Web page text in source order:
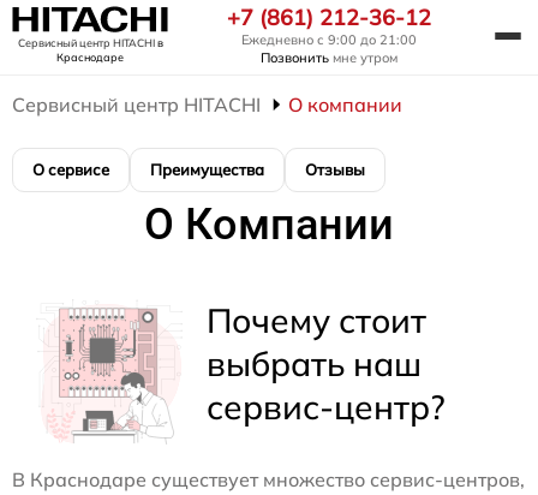
Сервисный центр HITACHIв
Краснодаре
+7 (861) 212-36-12
Ежедневно с 9:00 до 21:00
Позвонить мне утром
Сервисный центр HITACHI О компании
О сервисе Преимущества Отзывы
О Компании
Почему стоит
выбрать наш
сервис-центр?
В Краснодаре существует множество сервис-центров,